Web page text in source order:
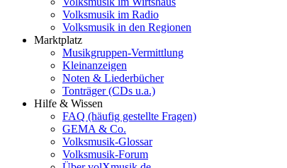
Volksmusik im Radio
Volksmusik in den Regionen
Marktplatz
Musikgruppen-Vermittlung
Kleinanzeigen
Noten & Liederbücher
Tonträger (CDs u.a.)
Hilfe & Wissen
FAQ (häufig gestellte Fragen)
GEMA & Co.
Volksmusik-Glossar
Volksmusik-Forum